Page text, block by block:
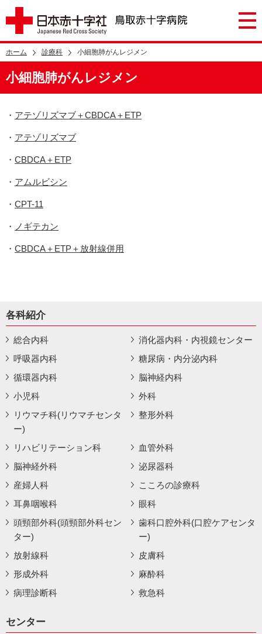
ホーム 診療科 小細胞肺がんレジメン
小細胞肺がんレジメン
・ アテゾリズマブ＋CBDCA＋ETP
・ アテゾリズマブ
・ CBDCA＋ETP
・ アムルビシン
・ CPT-11
・ ノギテカン
・ CBDCA＋ETP＋放射線併用
各科紹介
総合内科
消化器内科・内視鏡センター
呼吸器内科
糖尿病・内分泌内科
循環器内科
脳神経内科
小児科
外科
リウマチ科(リウマチセンタ
ー)
整形外科
リハビリテーション科
血管外科
脳神経外科
泌尿器科
産婦人科
こころの診療科
耳鼻咽喉科
眼科
頭頸部外科(頭頸部外科セン
ター)
歯科口腔外科(口腔ケアセンタ
ー)
放射線科
皮膚科
形成外科
麻酔科
病理診断科
救急科
センター